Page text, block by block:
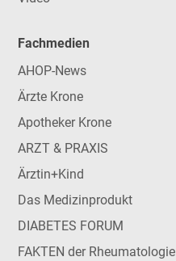
Fachmedien
AHOP-News
Ärzte Krone
Apotheker Krone
ARZT & PRAXIS
Ärztin+Kind
Das Medizinprodukt
DIABETES FORUM
FAKTEN der Rheumatologie